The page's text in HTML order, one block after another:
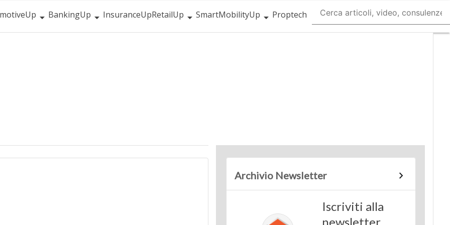
BankingUp InsuranceUpRetailUp SmartMobilityUp
Proptech
Archivio Newsletter
Iscriviti alla
newsletter